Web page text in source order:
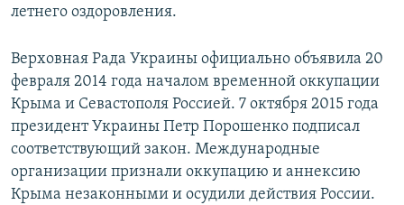
летнего оздоровления.
Верховная Рада Украины официально объявила 20
февраля 2014 года началом временной оккупации
Крыма и Севастополя Россией. 7 октября 2015 года
президент Украины Петр Порошенко подписал
соответствующий закон. Международные
организации признали оккупацию и аннексию
Крыма незаконными и осудили действия России.